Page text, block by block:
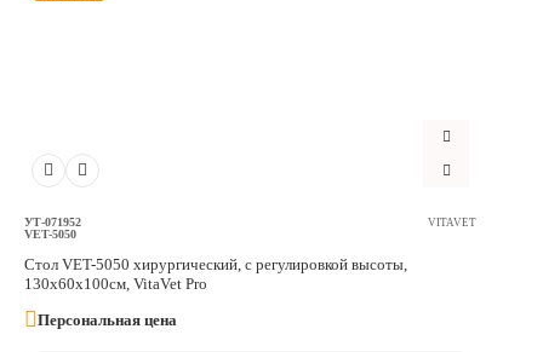
УТ-071952
VET-5050
VITAVET
Стол VET-5050 хирургический, с регулировкой высоты,
130х60х100см, VitaVet Pro
Персональная цена